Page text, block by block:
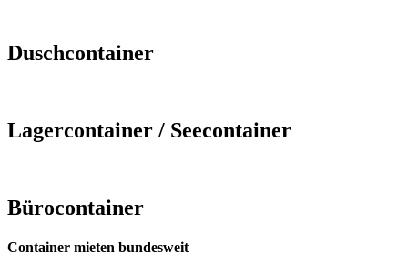
Duschcontainer
Lagercontainer / Seecontainer
Bürocontainer
Container mieten bundesweit